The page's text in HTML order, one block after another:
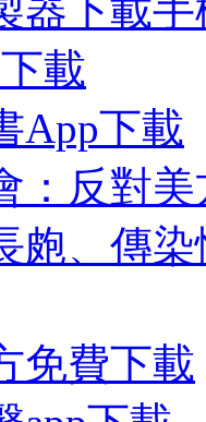
器下載
載
App下載
：反對
皰、傳
免費下載